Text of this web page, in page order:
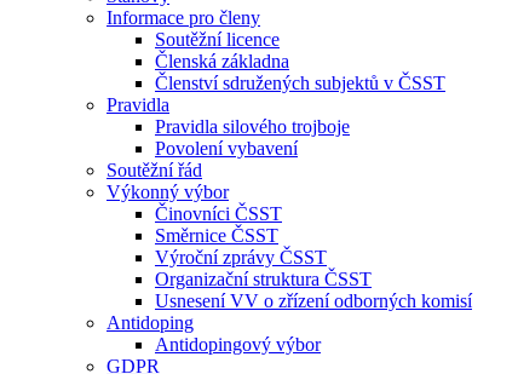
Informace pro členy
Soutěžní licence
Členská základna
Členství sdružených subjektů v ČSST
Pravidla
Pravidla silového trojboje
Povolení vybavení
Soutěžní řád
Výkonný výbor
Činovníci ČSST
Směrnice ČSST
Výroční zprávy ČSST
Organizační struktura ČSST
Usnesení VV o zřízení odborných komisí
Antidoping
Antidopingový výbor
GDPR